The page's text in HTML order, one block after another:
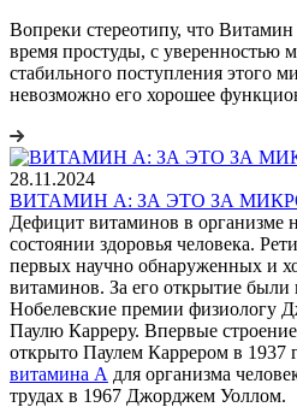
Вопреки стереотипу, что
время простуды, с уверенностью
стабильного поступления этого
невозможно его хорошее
28.11.2024
ВИТАМИН А: ЗА ЭТО ЗА
Дефицит витаминов в организме
состоянии здоровья человека.
первых научно обнаруженных и
витаминов. За его открытие
Нобелевские премии физиологу
Паулю Карреру. Впервые
открыто Паулем Каррером в 1937
витамина А для организма
трудах в 1967 Джорджем Уоллом.